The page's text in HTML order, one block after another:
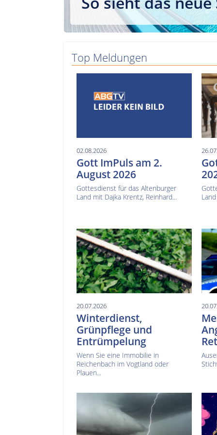
Top Meldungen
02.08.2026
Gott ImPuls am 2.
August 2026
Gottesdienst für das Altenburger
Land mit Dajka Krentz, Reinhard...
20.07.2026
Winterdienst,
Grünpflege und
Entrümpelung
Wenn Sie eine Immobilie in
Reichenbach im Vogtland oder
Plauen...